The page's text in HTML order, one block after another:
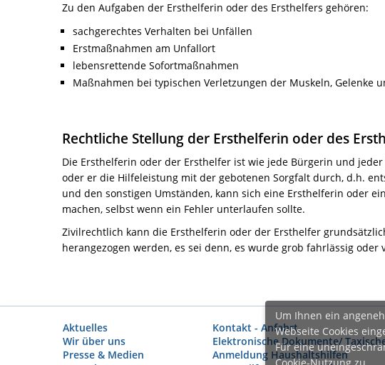
Zu den Aufgaben der Ersthelferin oder des Ersthelfers gehören:
sachgerechtes Verhalten bei Unfällen
Erstmaßnahmen am Unfallort
lebensrettende Sofortmaßnahmen
Maßnahmen bei typischen Verletzungen der Muskeln, Gelenke
Rechtliche Stellung der Ersthelferin oder des
Die Ersthelferin oder der Ersthelfer ist wie jede Bürgerin und
oder er die Hilfeleistung mit der gebotenen Sorgfalt durch, d.h.
und den sonstigen Umständen, kann sich eine Ersthelferin oder
machen, selbst wenn ein Fehler unterlaufen sollte.
Zivilrechtlich kann die Ersthelferin oder der Ersthelfer
herangezogen werden, es sei denn, es wurde grob fahrlässig oder
Aktuelles
Wir über uns
Presse & Medien
Kontakt - Anfahrt
Elektronische Dokumente/
Anmeldung Haushaltshilfen
Um Ihnen ein
Webseite Cookies
Für eine